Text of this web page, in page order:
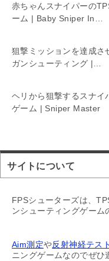
赤ちゃんスナイパーの
ーム | Baby Sniper In
狙撃ミッションを達成さ
ガンシューティング |
ヘリから狙撃するスナイ
ゲーム | Sniper Master
サイトについて
FPSシューターズは、
ンシューティングゲーム
Aim測定や反射神経テスト
ニングゲームなのでぜひ